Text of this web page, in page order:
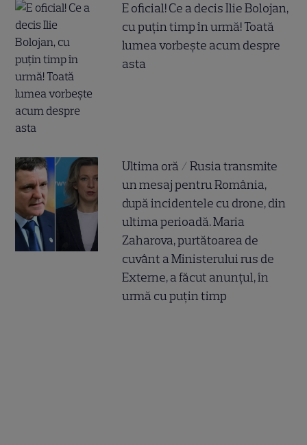
E oficial! Ce a decis Ilie Bolojan,
cu puțin timp în urmă! Toată
lumea vorbește acum despre
asta
Ultima oră / Rusia transmite
un mesaj pentru România,
după incidentele cu drone, din
ultima perioadă. Maria
Zaharova, purtătoarea de
cuvânt a Ministerului rus de
Externe, a făcut anunțul, în
urmă cu puțin timp